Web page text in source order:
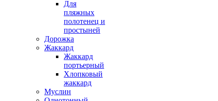
Для
пляжных
полотенец и
простыней
Дорожка
Жаккард
Жаккард
портьерный
Хлопковый
жаккард
Муслин